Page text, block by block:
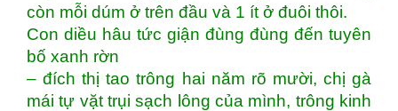
còn mỗi dúm ở trên đầu và 1 ít ở đuôi thôi.
Con diều hâu tức giận đùng đùng đến tuyên
bố xanh rờn
– đích thị tao trông hai năm rõ mười, chị gà
mái tự vặt trụi sạch lông của mình, trông kinh